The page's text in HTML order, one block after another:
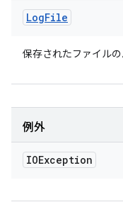
LogFile
保存されたファイル
例外
IOException